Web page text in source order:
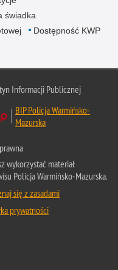
świadka
Dostępność KWP
Informacji Publicznej
BIP Policja Warmińsko-
Mazurska
wykorzystać materiał
Policja Warmińsko-Mazurska.
się z zasadami
prywatności